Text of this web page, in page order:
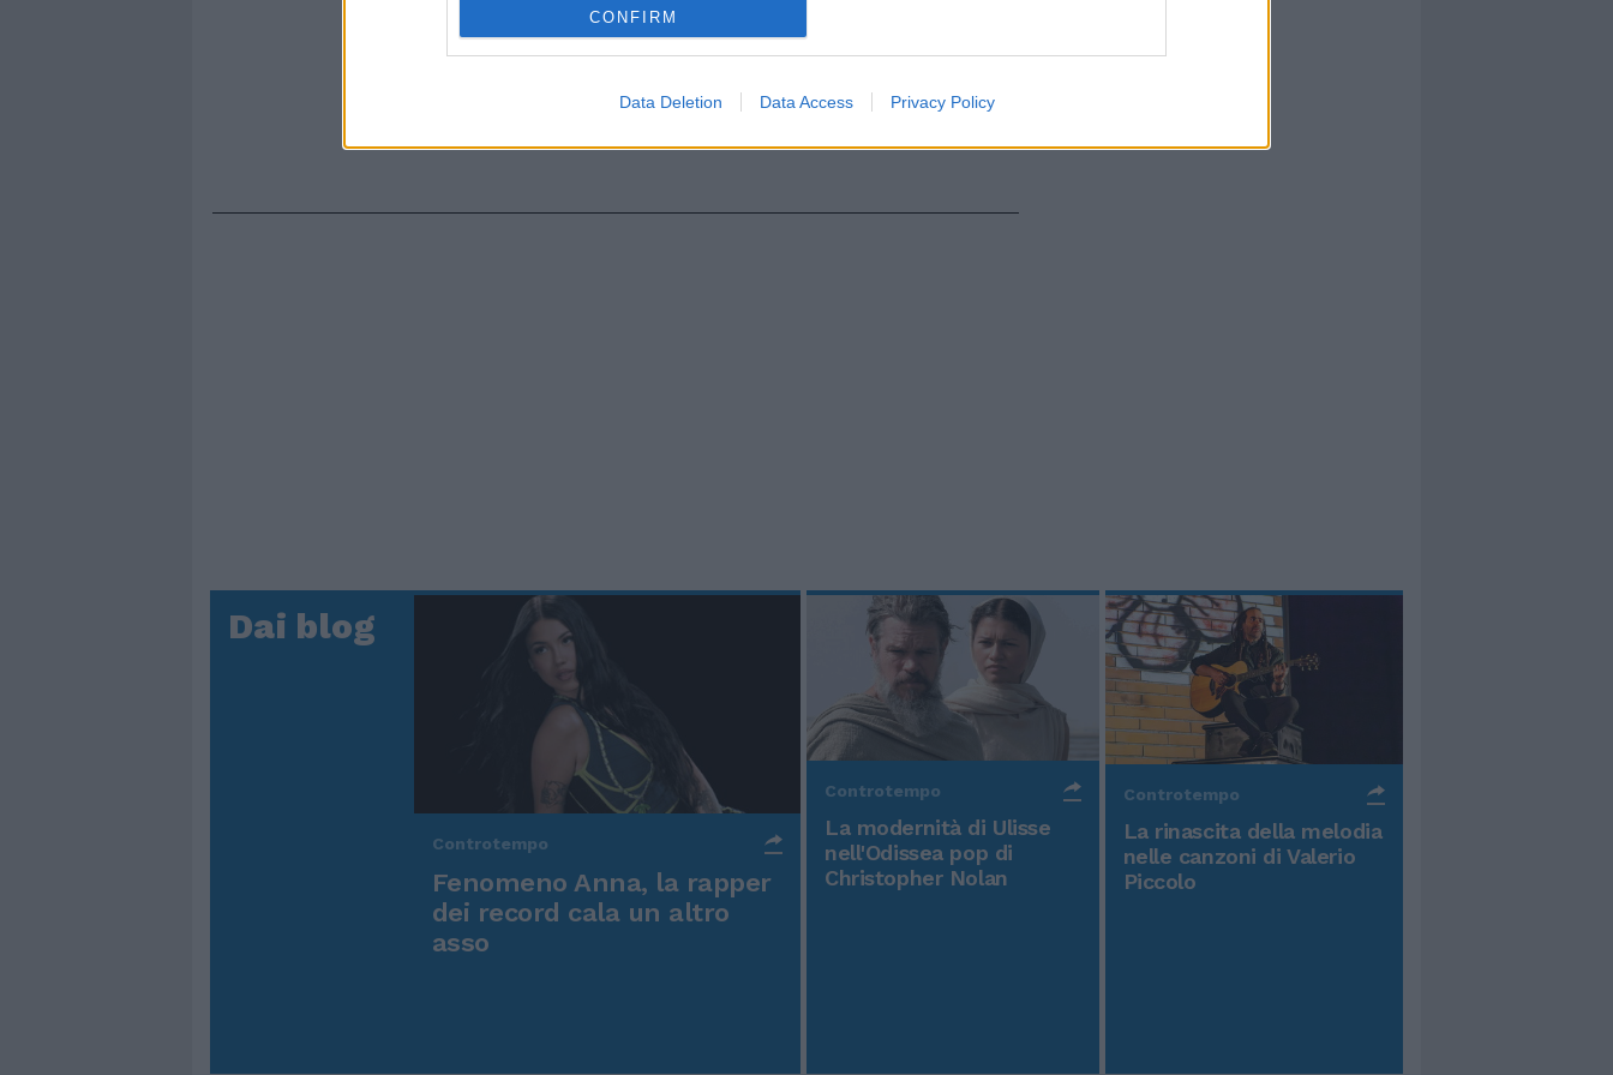
CONFIRM
Data Deletion Data Access Privacy Policy
Dai blog
Controtempo
Fenomeno Anna, la rapper
dei record cala un altro
asso
Controtempo
La modernità di Ulisse
nell'Odissea pop di
Christopher Nolan
Controtempo
La rinascita della melodia
nelle canzoni di Valerio
Piccolo